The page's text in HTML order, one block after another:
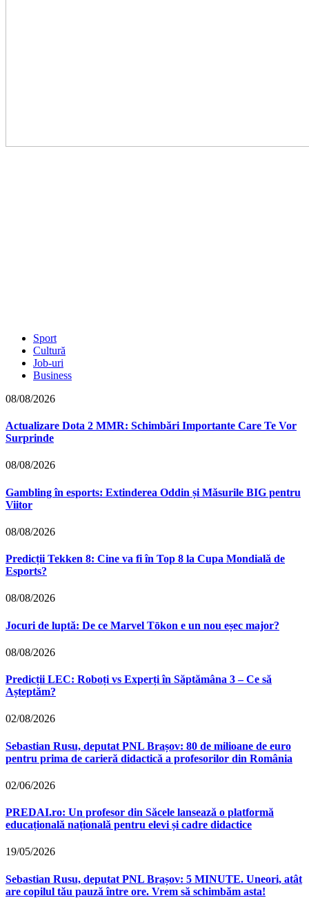
Sport
Cultură
Job-uri
Business
08/08/2026
Actualizare Dota 2 MMR: Schimbări Importante Care Te Vor
Surprinde
08/08/2026
Gambling în esports: Extinderea Oddin și Măsurile BIG pentru
Viitor
08/08/2026
Predicții Tekken 8: Cine va fi în Top 8 la Cupa Mondială de
Esports?
08/08/2026
Jocuri de luptă: De ce Marvel Tōkon e un nou eșec major?
08/08/2026
Predicții LEC: Roboți vs Experți în Săptămâna 3 – Ce să
Așteptăm?
02/08/2026
Sebastian Rusu, deputat PNL Brașov: 80 de milioane de euro
pentru prima de carieră didactică a profesorilor din România
02/06/2026
PREDAI.ro: Un profesor din Săcele lansează o platformă
educațională națională pentru elevi și cadre didactice
19/05/2026
Sebastian Rusu, deputat PNL Brașov: 5 MINUTE. Uneori, atât
are copilul tău pauză între ore. Vrem să schimbăm asta!